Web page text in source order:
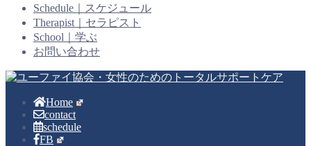
Schedule｜スケジュール
Therapist｜セラピスト
School｜学ぶ
お問い合わせ
Home
contact
schedule
FB